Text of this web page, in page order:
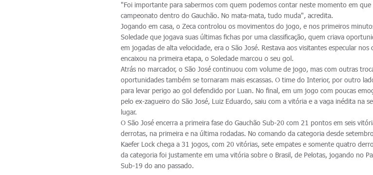
"Foi importante para sabermos com quem podemos contar neste momento em
campeonato dentro do Gauchão. No mata-mata, tudo muda", acredita.
Jogando em casa, o Zeca controlou os movimentos do jogo, e nos primeiros
Soledade que jogava suas últimas fichas por uma classificação, quem criava
em jogadas de alta velocidade, era o São José. Restava aos visitantes especular
encaixou na primeira etapa, o Soledade marcou o seu gol.
Atrás no marcador, o São José continuou com volume de jogo, mas com outras
oportunidades também se tornaram mais escassas. O time do Interior, por outro
para levar perigo ao gol defendido por Luan. No final, em um jogo com poucas
pelo ex-zagueiro do São José, Luiz Eduardo, saiu com a vitória e a vaga inédita na
lugar.
O São José encerra a primeira fase do Gauchão Sub-20 com 21 pontos em seis
derrotas, na primeira e na última rodadas. No comando da categoria desde
Kaefer Lock chega a 31 jogos, com 20 vitórias, sete empates e somente quatro
da categoria foi justamente em uma vitória sobre o Brasil, de Pelotas, jogando no
Sub-19 do ano passado.